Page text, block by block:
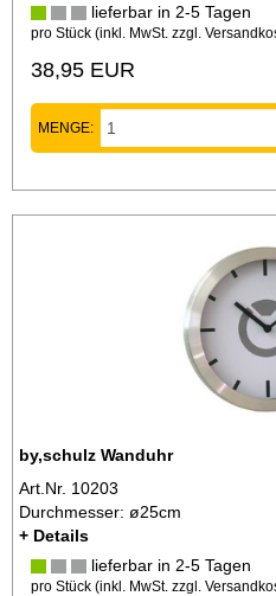
lieferbar in 2-5 Tagen
pro Stück (inkl. MwSt. zzgl.
38,95 EUR
MENGE:
by,schulz Wanduhr
Art.Nr. 10203
Durchmesser: ø25cm
+ Details
lieferbar in 2-5 Tagen
pro Stück (inkl. MwSt. zzgl.